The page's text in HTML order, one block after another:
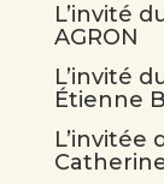
L’invité
AGRON
L’invité
Étienne
L’invitée